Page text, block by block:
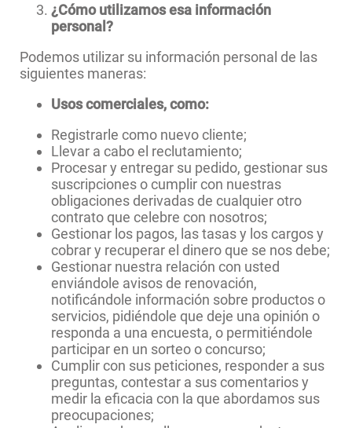
¿Cómo utilizamos esa información
personal?
Podemos utilizar su información personal de las
siguientes maneras:
Usos comerciales, como:
Registrarle como nuevo cliente;
Llevar a cabo el reclutamiento;
Procesar y entregar su pedido, gestionar sus
suscripciones o cumplir con nuestras
obligaciones derivadas de cualquier otro
contrato que celebre con nosotros;
Gestionar los pagos, las tasas y los cargos y
cobrar y recuperar el dinero que se nos debe;
Gestionar nuestra relación con usted
enviándole avisos de renovación,
notificándole información sobre productos o
servicios, pidiéndole que deje una opinión o
responda a una encuesta, o permitiéndole
participar en un sorteo o concurso;
Cumplir con sus peticiones, responder a sus
preguntas, contestar a sus comentarios y
medir la eficacia con la que abordamos sus
preocupaciones;